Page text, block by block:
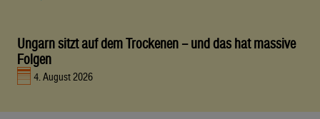
Ungarn sitzt auf dem Trockenen – und das hat massive
Folgen
4. August 2026